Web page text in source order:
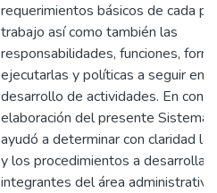
requerimientos básicos de cada
trabajo así como también las
responsabilidades, funciones,
ejecutarlas y políticas a seguir en
desarrollo de actividades. En
elaboración del presente Sistema
ayudó a determinar con claridad
y los procedimientos a
integrantes del área